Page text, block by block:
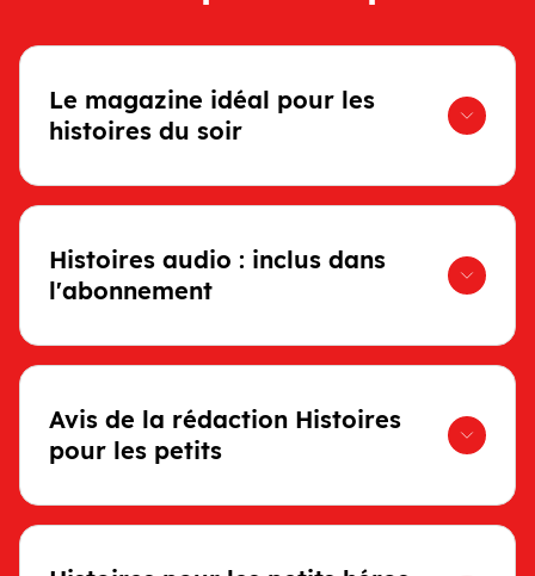
Le magazine idéal pour les
histoires du soir
Histoires audio : inclus dans
l'abonnement
Avis de la rédaction Histoires
pour les petits